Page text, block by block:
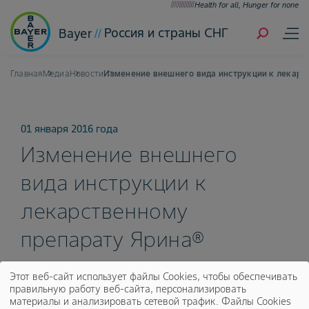
Health for all, Hunger for none
Bayer Россия и страны СНГ
ГлавнаяМедиаНовостиИзменение внешнего вида инструкции к
01 января 2016 года
Изменение внешнего
вида инструкции к
лекарственному
препарату Ярина®
Информируем об изменении внешнего вида
Этот веб-сайт использует файлы Cookies, чтобы обеспечивать
правильную работу веб-сайта, персонализировать
материалы и анализировать сетевой трафик. Файлы Cookies